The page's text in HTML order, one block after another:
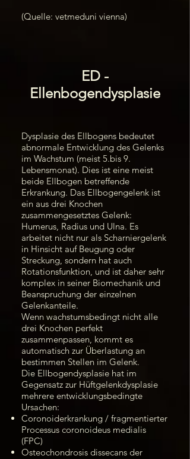
(Quelle: vetmeduni vienna)
ED -
Ellenbogendysplasie
Dysplasie des Ellbogens bedeutet
abnormale Entwicklung des Gelenks
im Wachstum (meist 5.bis 9.
Lebensmonat). Dies ist eine meist
beide Ellbogen betreffende
Erkrankung. Das Ellbogengelenk ist
ein aus drei Knochen
zusammengesetztes Gelenk:
Humerus, Radius und Ulna. Es
arbeitet nicht nur als Scharniergelenk
in Hinsicht auf Beugung oder
Streckung, sondern hat auch
Rotationsfunktion, und ist daher sehr
komplex in seiner Biomechanik und
Beanspruchung der einzelnen
Gelenkanteile.
Wenn wachstumsbedingt nicht alle
drei Knochen perfekt
zusammenpassen, kommt es
automatisch zur Überlastung an
bestimmen Stellen im Gelenk.
Die Ellbogendysplasie hat im
Gegensatz zur Hüftgelenkdysplasie
mehrere entwicklungsbedingte
Ursachen:
Coronoiderkrankung / fragmentierter
Processus coronoideus medialis
(FPC)
Osteochondrosis dissecans der